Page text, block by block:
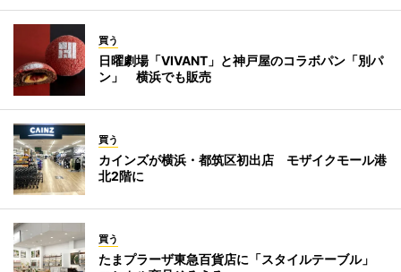
買う
日曜劇場「VIVANT」と神戸屋のコラボパン「別パ
ン」 横浜でも販売
買う
カインズが横浜・都筑区初出店 モザイクモール港
北2階に
買う
たまプラーザ東急百貨店に「スタイルテーブル」